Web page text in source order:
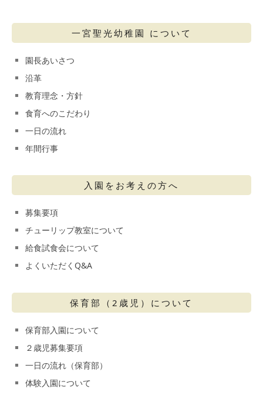
一宮聖光幼稚園 について
園長あいさつ
沿革
教育理念・方針
食育へのこだわり
一日の流れ
年間行事
入園をお考えの方へ
募集要項
チューリップ教室について
給食試食会について
よくいただくQ&A
保育部（2歳児）について
保育部入園について
２歳児募集要項
一日の流れ（保育部）
体験入園について